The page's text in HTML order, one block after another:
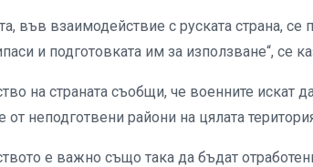
във взаимодействие с руската страна,
и подготовката им за използване“, се
на страната съобщи, че военните искат
от неподготвени райони на цялата
е важно също така да бъдат